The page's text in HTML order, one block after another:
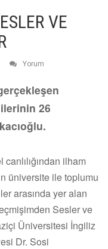
VE
Yorum
26
ilham
üniversite ile toplumu
arasında yer alan
Sesler ve
Üniversitesi İngiliz
Dr. Sosi